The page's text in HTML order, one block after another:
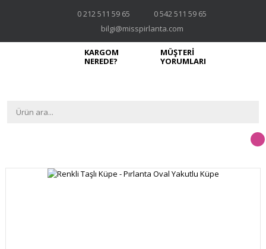
0 212 511 59 65
0 542 511 59 65
bilgi@misspirlanta.com
KARGOM
NEREDE?
MÜŞTERİ
YORUMLARI